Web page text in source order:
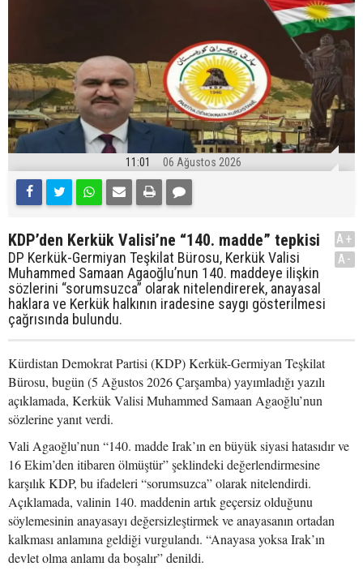
11:01 06 Ağustos 2026
KDP’den Kerkük Valisi’ne “140. madde” tepkisi
DP Kerkük-Germiyan Teşkilat Bürosu, Kerkük Valisi
Muhammed Samaan Agaoğlu’nun 140. maddeye ilişkin
sözlerini “sorumsuzca” olarak nitelendirerek, anayasal
haklara ve Kerkük halkının iradesine saygı gösterilmesi
çağrısında bulundu.
A+
A-
Kürdistan Demokrat Partisi (KDP) Kerkük-Germiyan Teşkilat
Bürosu, bugün (5 Ağustos 2026 Çarşamba) yayımladığı yazılı
açıklamada, Kerkük Valisi Muhammed Samaan Agaoğlu’nun
sözlerine yanıt verdi.
Vali Agaoğlu’nun “140. madde Irak’ın en büyük siyasi hatasıdır ve
16 Ekim’den itibaren ölmüştür” şeklindeki değerlendirmesine
karşılık KDP, bu ifadeleri “sorumsuzca” olarak nitelendirdi.
Açıklamada, valinin 140. maddenin artık geçersiz olduğunu
söylemesinin anayasayı değersizleştirmek ve anayasanın ortadan
kalkması anlamına geldiği vurgulandı. “Anayasa yoksa Irak’ın
devlet olma anlamı da boşalır” denildi.